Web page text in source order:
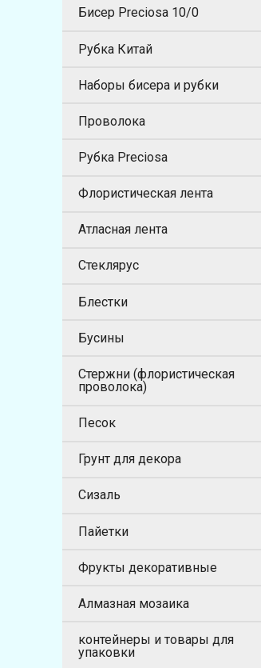
Бисер Preciosa 10/0
Рубка Китай
Наборы бисера и рубки
Проволока
Рубка Preciosa
Флористическая лента
Атласная лента
Стеклярус
Блестки
Бусины
Стержни (флористическая
проволока)
Песок
Грунт для декора
Сизаль
Пайетки
Фрукты декоративные
Алмазная мозаика
контейнеры и товары для
упаковки